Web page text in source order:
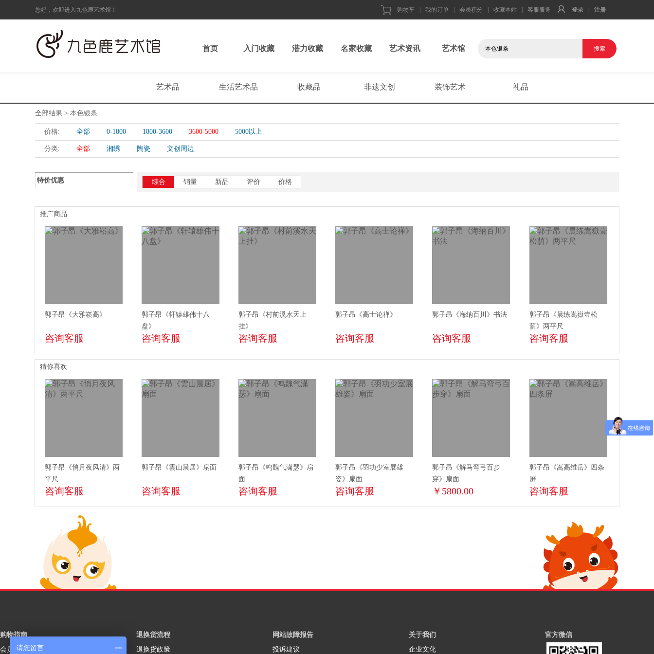
您好，欢迎进入九色鹿艺术馆！ 购物车 我的订单 会员积分 收藏本站 客服服务 登录 注册
首页 入门收藏 潜力收藏 名家收藏 艺术资讯 艺术馆
艺术品 生活艺术品 收藏品 非遗文创 装饰艺术 礼品
全部结果 > 本色银条
价格: 全部 0-1800 1800-3600 3600-5000 5000以上
分类: 全部 湘绣 陶瓷 文创周边
特价优惠 综合 销量 新品 评价 价格
推广商品
郭子昂《大雅崧高》
咨询客服
郭子昂《轩辕雄伟十八
盘》
咨询客服
郭子昂《村前溪水天上
挂》
咨询客服
郭子昂《高士论禅》
咨询客服
郭子昂《海纳百川》书法
咨询客服
郭子昂《晨练嵩嶽壹松
荫》两平尺
咨询客服
猜你喜欢
郭子昂《悄月夜风清》两
平尺
咨询客服
郭子昂《雲山晨居》扇面
咨询客服
郭子昂《鸣魏气潇瑟》扇
面
咨询客服
郭子昂《羽功少室展雄
姿》扇面
咨询客服
郭子昂《解马弯弓百步
穿》扇面
￥5800.00
郭子昂《嵩高维岳》四条
屏
咨询客服
购物指南
会员注册
退换货流程
退换货政策
网站故障报告
投诉建议
关于我们
企业文化
官方微信
请您留言